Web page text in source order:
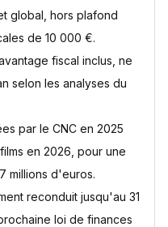
global, hors plafond
de 10 000 €.
fiscal inclus, ne
selon les analyses du
par le CNC en 2025
en 2026, pour une
millions d'euros.
reconduit jusqu'au 31
loi de finances